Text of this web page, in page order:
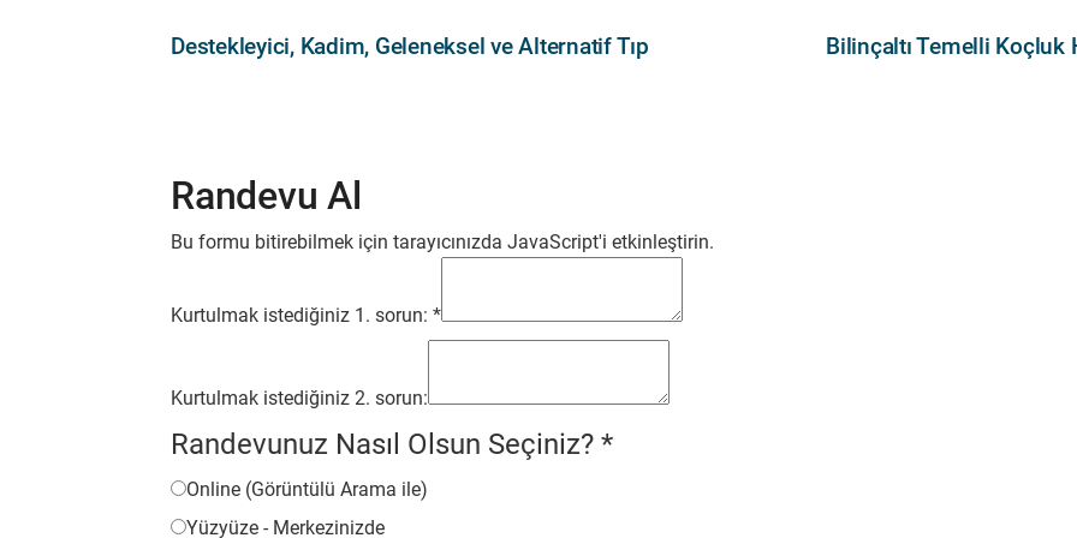
Destekleyici, Kadim, Geleneksel ve Alternatif Tıp Bilinçaltı Temelli Koçluk
Randevu Al
Bu formu bitirebilmek için tarayıcınızda JavaScript'i etkinleştirin.
Kurtulmak istediğiniz 1. sorun: *
Kurtulmak istediğiniz 2. sorun:
Randevunuz Nasıl Olsun Seçiniz? *
Online (Görüntülü Arama ile)
Yüzyüze - Merkezinizde